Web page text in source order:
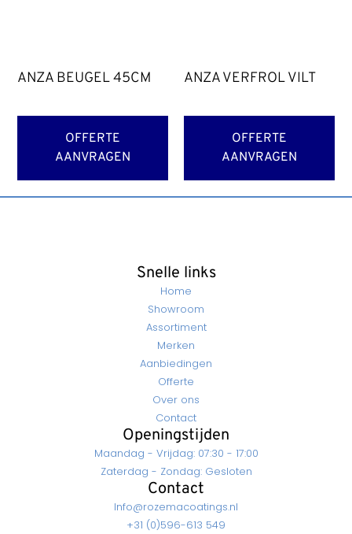
ANZA BEUGEL 45CM
OFFERTE
AANVRAGEN
ANZA VERFROL VILT
OFFERTE
AANVRAGEN
Snelle links
Home
Showroom
Assortiment
Merken
Aanbiedingen
Offerte
Over ons
Contact
Openingstijden
Maandag - Vrijdag: 07:30 - 17:00
Zaterdag - Zondag: Gesloten
Contact
Info@rozemacoatings.nl
+31 (0)596-613 549